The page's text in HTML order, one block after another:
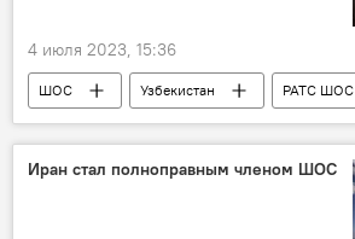
4 июля 2023, 15:36
ШОС Узбекистан
РАТС ШОС
Иран
флаг
Иран стал полноправным членом ШОС